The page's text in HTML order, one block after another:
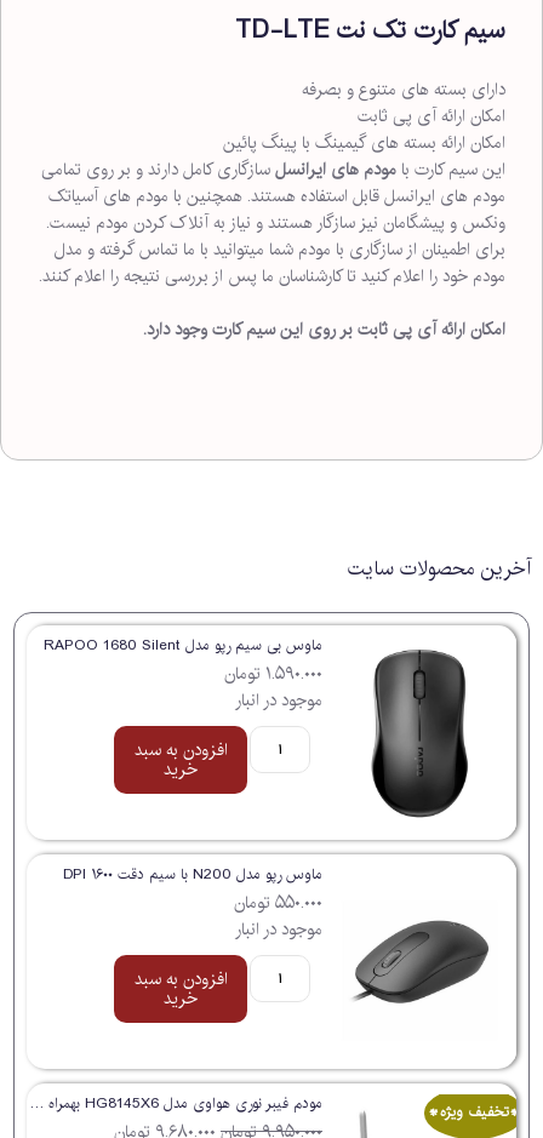
سیم کارت تک نت TD-LTE
دارای بسته های متنوع و بصرفه
امکان ارائه آی پی ثابت
امکان ارائه بسته های گیمینگ با پینگ پائین
این سیم کارت با مودم های ایرانسلسازگاری کامل دارند و بر روی تمامی
مودم های ایرانسل قابل استفاده هستند. همچنین با مودم های آسیاتک
ونکس و پیشگامان نیز سازگار هستند و نیاز به آنلاک کردن مودم نیست.
برای اطمینان از سازگاری با مودم شما میتوانید با ما تماس گرفته و مدل
مودم خود را اعلام کنید تا کارشناسان ما پس از بررسی نتیجه را اعلام کنند.
امکان ارائه آی پی ثابت بر روی این سیم کارت وجود دارد.
آخرین محصولات سایت
ماوس بی سیم رپو مدل RAPOO 1680 Silent
۱.۵۹۰.۰۰۰ تومان
موجود در انبار
افزودن به سبد
خرید
ماوس رپو مدل N200 با سیم دقت ۱۶۰۰ DPI
۵۵۰.۰۰۰ تومان
موجود در انبار
افزودن به سبد
خرید
*تخفیف ویژه* مودم فیبر نوری هواوی مدل HG8145X6 بهمراه کابل پچ کورد